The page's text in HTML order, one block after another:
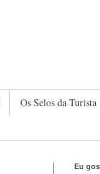
Os Selos da Turista
Eu